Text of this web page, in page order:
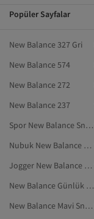
Popüler Sayfalar
New Balance 327 Gri
New Balance 574
New Balance 272
New Balance 237
Spor New Balance Sneaker
Nubuk New Balance Sneaker
Jogger New Balance Outdoor
New Balance Günlük Ayakkabı
New Balance Mavi Sneaker